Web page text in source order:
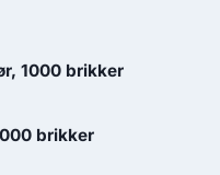
1000 brikker
brikker